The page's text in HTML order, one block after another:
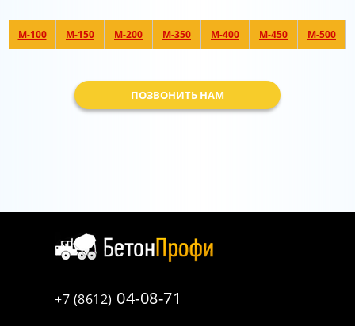
М-100 М-150 М-200 М-350 М-400 М-450 М-500
ПОЗВОНИТЬ НАМ
+7 (8612) 04-08-71